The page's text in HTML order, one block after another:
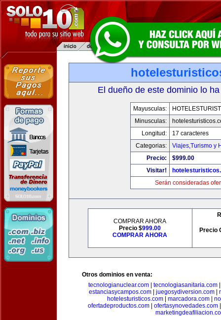
El dueño de este dominio lo
Mayusculas:
Minusculas:
Longitud:
17 caracteres
Categorias:
Viajes,Turismo y
Precio:
$999.00
Visitar!
Serán consideradas
COMPRAR AHORA
Precio $999.00
COMPRAR AHORA
Precio
Otros dominios en venta:
tecnologianuclear.com| tecnologiasanitaria.com
estanciasycampos.com| juegosydiversion.com|
hotelesturisticos.com
marcadora.com
ofertadeproductos.com| ofertasynovedades.com